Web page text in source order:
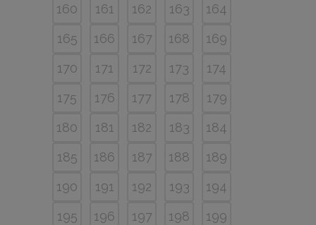
160
161 162 163
164
165
166 167 168
169
170
171 172 173
174
175
176 177 178
179
180
181 182 183
184
185
186 187 188
189
190
191 192 193
194
195
196 197 198
199